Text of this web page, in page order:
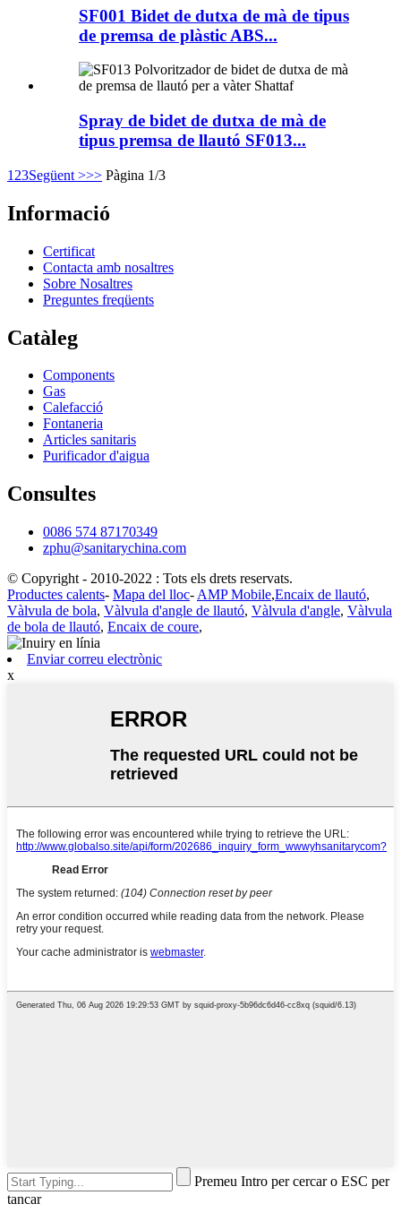
SF001 Bidet de dutxa de mà de tipus
de premsa de plàstic ABS...
Spray de bidet de dutxa de mà de
tipus premsa de llautó SF013...
1 23Següent >>> Pàgina 1/3
Informació
Certificat
Contacta amb nosaltres
Sobre Nosaltres
Preguntes freqüents
Catàleg
Components
Gas
Calefacció
Fontaneria
Articles sanitaris
Purificador d'aigua
Consultes
0086 574 87170349
zphu@sanitarychina.com
© Copyright - 2010-2022 : Tots els drets reservats.
Productes calents- Mapa del lloc- AMP Mobile,Encaix de llautó,
Vàlvula de bola, Vàlvula d'angle de llautó, Vàlvula d'angle, Vàlvula
de bola de llautó, Encaix de coure,
Enviar correu electrònic
x
Premeu Intro per cercar o ESC per
tancar